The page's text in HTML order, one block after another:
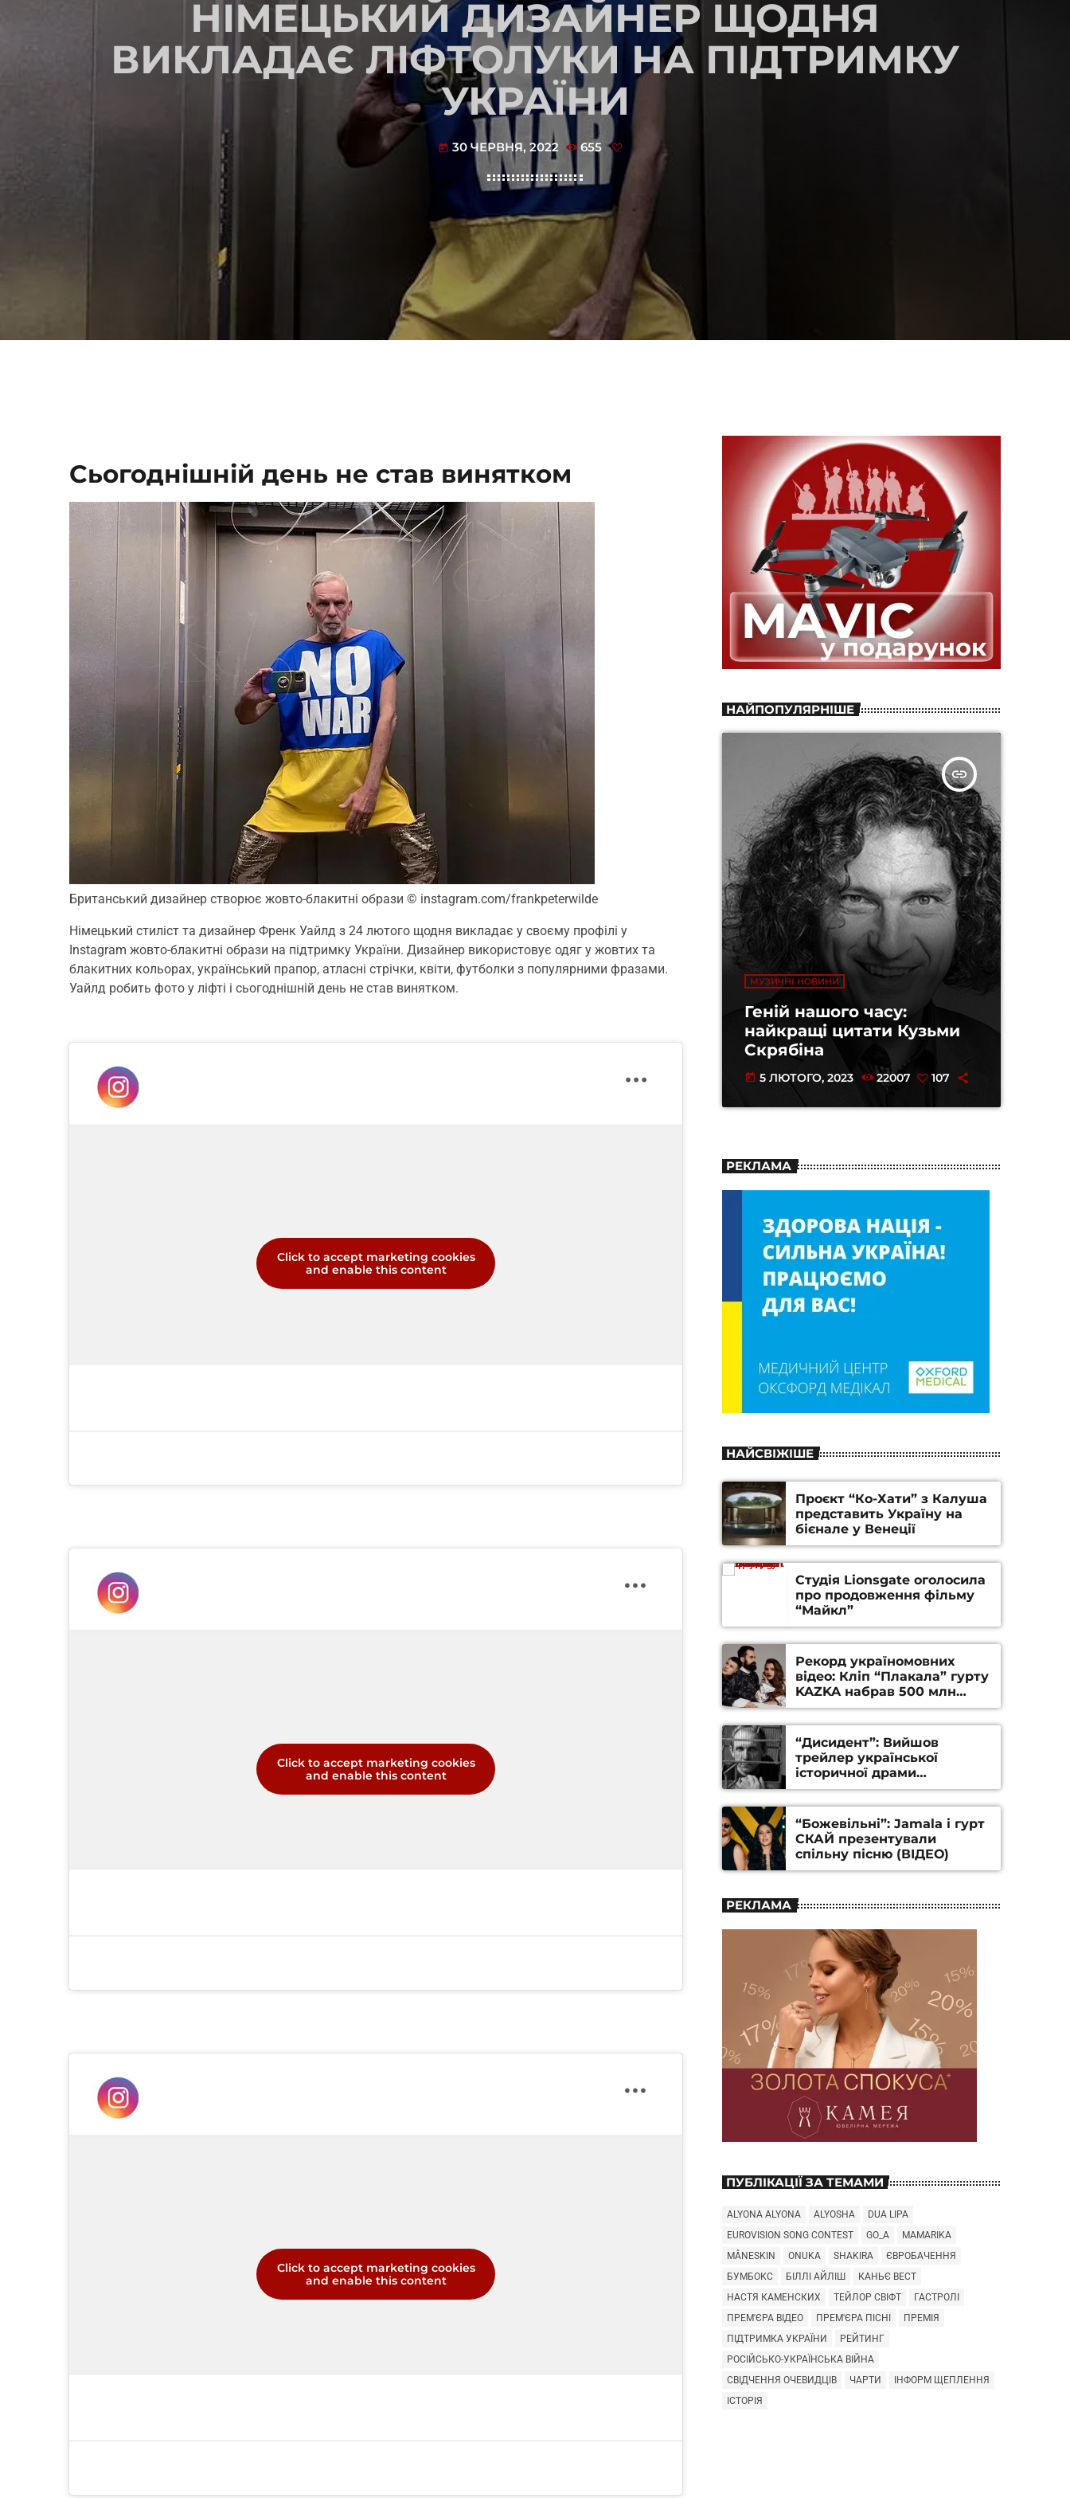
НІМЕЦЬКИЙ ДИЗАЙНЕР ЩОДНЯ
ВИКЛАДАЄ ЛІФТОЛУКИ НА ПІДТРИМКУ
УКРАЇНИ
today 30 ЧЕРВНЯ, 2022 655
Сьогоднішній день не став винятком
Британський дизайнер створює жовто-блакитні образи © instagram.com/frankpeterwilde
Німецький стиліст та дизайнер Френк Уайлд з 24 лютого щодня викладає у своєму профілі у
Instagram жовто-блакитні образи на підтримку України. Дизайнер використовує одяг у жовтих та
блакитних кольорах, український прапор, атласні стрічки, квіти, футболки з популярними фразами.
Уайлд робить фото у ліфті і сьогоднішній день не став винятком.
Click to accept marketing cookies
and enable this content
Click to accept marketing cookies
and enable this content
Click to accept marketing cookies
and enable this content
НАЙПОПУЛЯРНІШЕ
insert_link
МУЗИЧНІ НОВИНИ
Геній нашого часу:
найкращі цитати Кузьми
Скрябіна
today 5 ЛЮТОГО, 2023 22007 107
РЕКЛАМА
НАЙСВІЖІШЕ
Проєкт “Ко-Хати” з Калуша
представить Україну на
бієнале у Венеції
Студія Lionsgate оголосила
про продовження фільму
“Майкл”
Рекорд україномовних
відео: Кліп “Плакала” гурту
KAZKA набрав 500 млн
переглядів на YouTube
“Дисидент”: Вийшов
трейлер української
історичної драми
Станіслава Гуренка та
Андрія Алфьорова (ВІДЕО)
“Божевільні”: Jamala і гурт
СКАЙ презентували
спільну пісню (ВІДЕО)
РЕКЛАМА
ПУБЛІКАЦІЇ ЗА ТЕМАМИ
ALYONA ALYONA ALYOSHA
DUA LIPA
EUROVISION SONG CONTEST
GO_A
MAMARIKA
MÅNESKIN
ONUKA SHAKIRA
ЄВРОБАЧЕННЯ
БУМБОКС
БІЛЛІ АЙЛІШ
КАНЬЄ ВЕСТ
НАСТЯ КАМЕНСКИХ
ТЕЙЛОР СВІФТ
ГАСТРОЛІ
ПРЕМ'ЄРА ВІДЕО
ПРЕМ'ЄРА ПІСНІ
ПРЕМІЯ
ПІДТРИМКА УКРАЇНИ
РЕЙТИНГ
РОСІЙСЬКО-УКРАЇНСЬКА ВІЙНА
СВІДЧЕННЯ ОЧЕВИДЦІВ
ЧАРТИ
ІНФОРМ ЩЕПЛЕННЯ
ІСТОРІЯ